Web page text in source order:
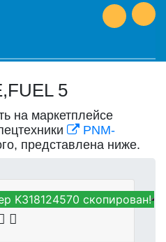
5
на маркетплейсе
PNM-
представлена ниже.
-
K318124570 скопирован!